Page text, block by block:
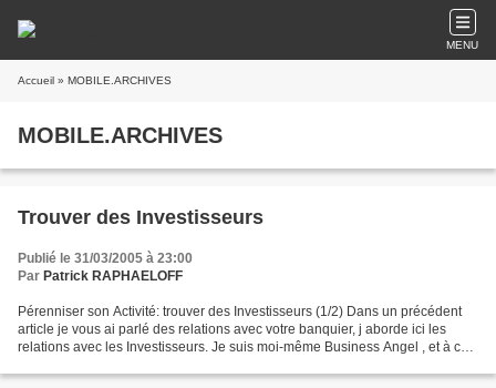
MENU
Accueil » MOBILE.ARCHIVES
MOBILE.ARCHIVES
Trouver des Investisseurs
Publié le 31/03/2005 à 23:00
Par Patrick RAPHAELOFF
Pérenniser son Activité: trouver des Investisseurs (1/2) Dans un précédent
article je vous ai parlé des relations avec votre banquier, j aborde ici les
relations avec les Investisseurs. Je suis moi-même Business Angel , et à ce